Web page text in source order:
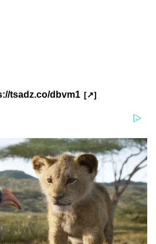
tsadz.co/dbvm1